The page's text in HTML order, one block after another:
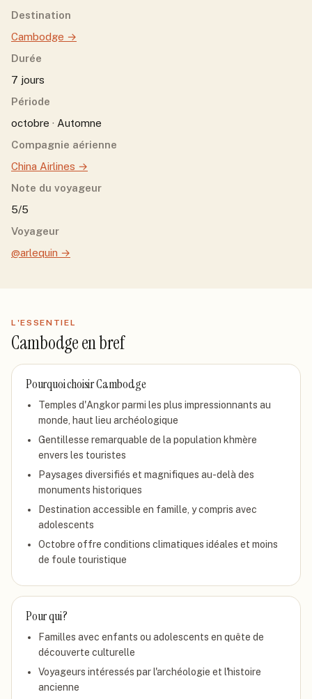
Destination
Cambodge →
Durée
7 jours
Période
octobre · Automne
Compagnie aérienne
China Airlines →
Note du voyageur
5/5
Voyageur
@arlequin →
L'ESSENTIEL
Cambodgeen bref
Pourquoi choisirCambodge
Temples d'Angkor parmi les plus impressionnants au
monde, haut lieu archéologique
Gentillesse remarquable de la population khmère
envers les touristes
Paysages diversifiés et magnifiques au-delà des
monuments historiques
Destination accessible en famille, y compris avec
adolescents
Octobre offre conditions climatiques idéales et moins
de foule touristique
Pour qui ?
Familles avec enfants ou adolescents en quête de
découverte culturelle
Voyageurs intéressés par l'archéologie et l'histoire
ancienne